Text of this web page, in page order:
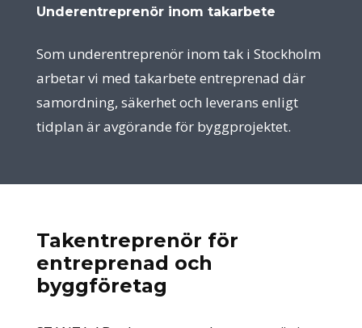
Underentreprenör inom takarbete
Som underentreprenör inom tak i Stockholm
arbetar vi med takarbete entreprenad där
samordning, säkerhet och leverans enligt
tidplan är avgörande för byggprojektet.
Takentreprenör för
entreprenad och
byggföretag